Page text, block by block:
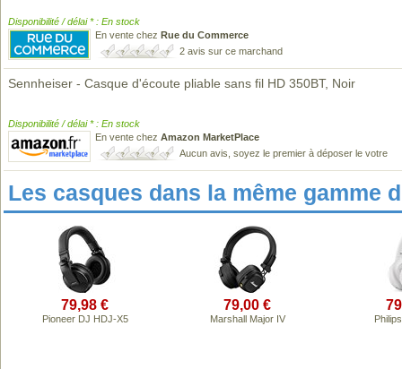
Disponibilité / délai * : En stock
En vente chez Rue du Commerce
2 avis sur ce marchand
Sennheiser - Casque d'écoute pliable sans fil HD 350BT, Noir
Disponibilité / délai * : En stock
En vente chez Amazon MarketPlace
Aucun avis, soyez le premier à déposer le votre
Les casques dans la même gamme
79,98 €
Pioneer DJ HDJ-X5
79,00 €
Marshall Major IV